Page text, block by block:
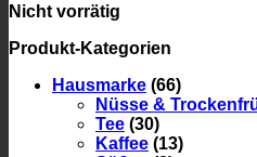
Nicht vorrätig
Produkt-Kategorien
Hausmarke (66)
Nüsse &
Tee (30)
Kaffee (13)